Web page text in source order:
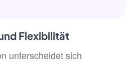
Flexibilität
unterscheidet sich